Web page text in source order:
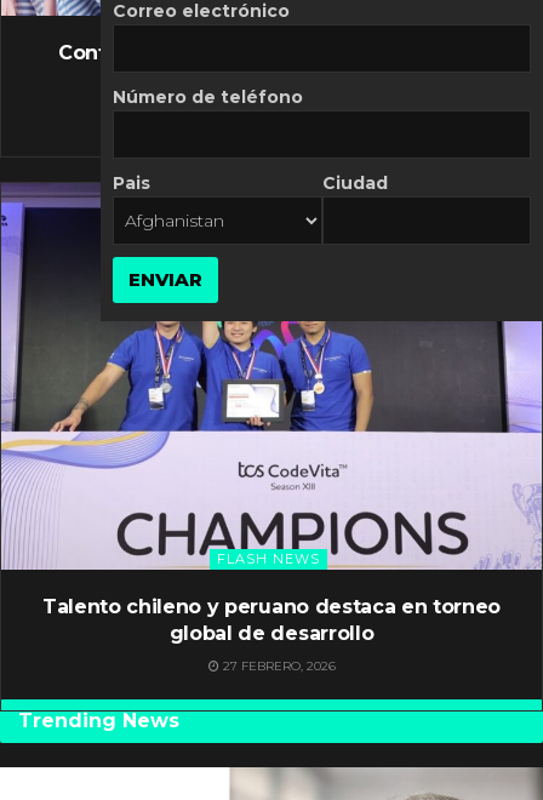
FLASH NEWS
Controversia de Mercado Libre por costos
10 MARZO, 2026
FLASH NEWS
Talento chileno y peruano destaca en torneo
global de desarrollo
27 FEBRERO, 2026
Trending News
Correo electrónico
Número de teléfono
Pais Ciudad
ENVIAR